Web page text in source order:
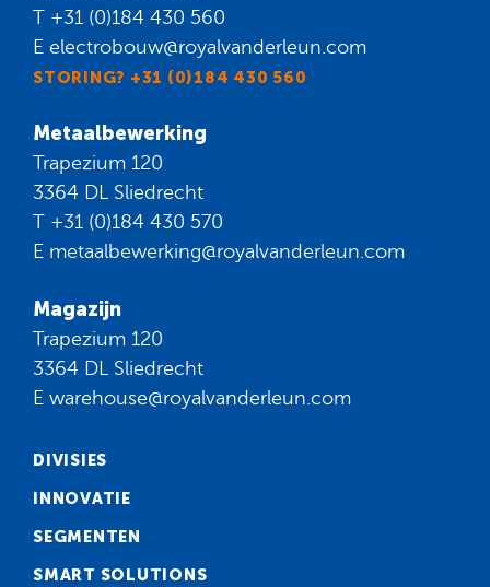
T +31 (0)184 430 560
E electrobouw@royalvanderleun.com
STORING? +31 (0)184 430 560
Metaalbewerking
Trapezium 120
3364 DL Sliedrecht
T +31 (0)184 430 570
E metaalbewerking@royalvanderleun.com
Magazijn
Trapezium 120
3364 DL Sliedrecht
E warehouse@royalvanderleun.com
DIVISIES
INNOVATIE
SEGMENTEN
SMART SOLUTIONS